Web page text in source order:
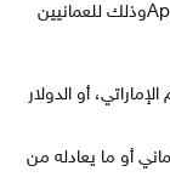
يمكن فتح حساب جاري لدى البنك سهولة، Approvedوذلك للعمانيين
أو الدولار
لفتح الحساب 200 ريال عُماني أو ما يعادله من